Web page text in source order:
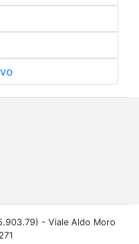
- Viale Aldo Moro